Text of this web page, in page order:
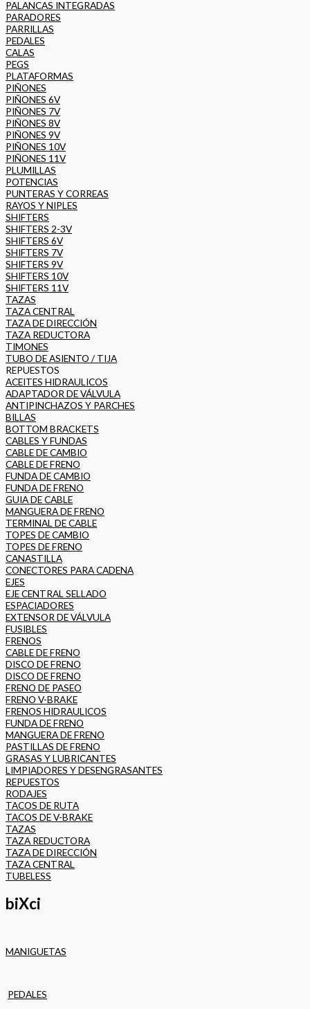
PALANCAS INTEGRADAS
PARADORES
PARRILLAS
PEDALES
CALAS
PEGS
PLATAFORMAS
PIÑONES
PIÑONES 6V
PIÑONES 7V
PIÑONES 8V
PIÑONES 9V
PIÑONES 10V
PIÑONES 11V
PLUMILLAS
POTENCIAS
PUNTERAS Y CORREAS
RAYOS Y NIPLES
SHIFTERS
SHIFTERS 2-3V
SHIFTERS 6V
SHIFTERS 7V
SHIFTERS 9V
SHIFTERS 10V
SHIFTERS 11V
TAZAS
TAZA CENTRAL
TAZA DE DIRECCIÓN
TAZA REDUCTORA
TIMONES
TUBO DE ASIENTO / TIJA
REPUESTOS
ACEITES HIDRAULICOS
ADAPTADOR DE VÁLVULA
ANTIPINCHAZOS Y PARCHES
BILLAS
BOTTOM BRACKETS
CABLES Y FUNDAS
CABLE DE CAMBIO
CABLE DE FRENO
FUNDA DE CAMBIO
FUNDA DE FRENO
GUIA DE CABLE
MANGUERA DE FRENO
TERMINAL DE CABLE
TOPES DE CAMBIO
TOPES DE FRENO
CANASTILLA
CONECTORES PARA CADENA
EJES
EJE CENTRAL SELLADO
ESPACIADORES
EXTENSOR DE VÁLVULA
FUSIBLES
FRENOS
CABLE DE FRENO
DISCO DE FRENO
DISCO DE FRENO
FRENO DE PASEO
FRENO V-BRAKE
FRENOS HIDRAULICOS
FUNDA DE FRENO
MANGUERA DE FRENO
PASTILLAS DE FRENO
GRASAS Y LUBRICANTES
LIMPIADORES Y DESENGRASANTES
REPUESTOS
RODAJES
TACOS DE RUTA
TACOS DE V-BRAKE
TAZAS
TAZA REDUCTORA
TAZA DE DIRECCIÓN
TAZA CENTRAL
TUBELESS
biXci
MANIGUETAS
PEDALES